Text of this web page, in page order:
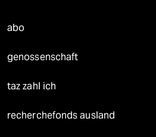
abo
genossenschaft
taz zahl ich
recherchefonds ausland